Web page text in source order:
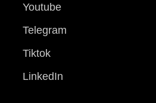
Youtube
Telegram
Tiktok
LinkedIn